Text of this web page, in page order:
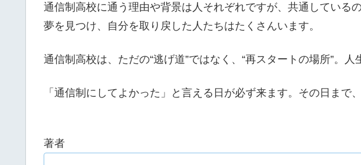
通信制高校に通う理由や背景は人それぞれですが、共通している
夢を見つけ、自分を取り戻した人たちはたくさんいます。
通信制高校は、ただの“逃げ道”ではなく、“再スタートの場所”。
「通信制にしてよかった」と言える日が必ず来ます。その日まで
著者